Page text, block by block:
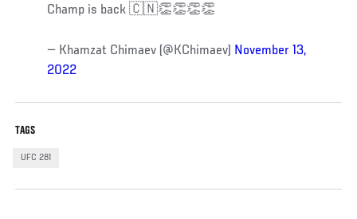
Champ is back 🇨🇳👏👏👏👏
— Khamzat Chimaev (@KChimaev) November 13,
2022
TAGS
UFC 281